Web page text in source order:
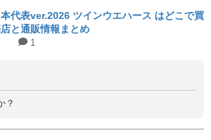
代表ver.2026 ツインウエハース はどこで買
と通販情報まとめ
1
？